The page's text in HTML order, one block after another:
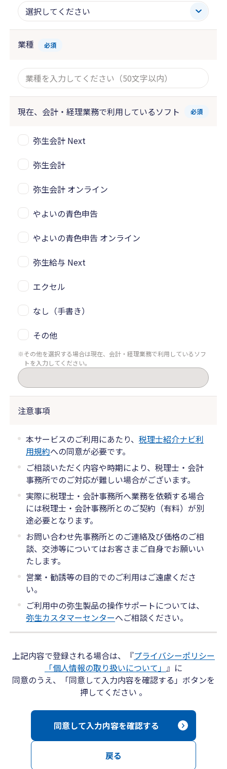
業種 必須
現在、会計・経理業務で利用しているソフト 必須
弥生会計 Next
弥生会計
弥生会計 オンライン
やよいの青色申告
やよいの青色申告 オンライン
弥生給与 Next
エクセル
なし（手書き）
その他
その他を選択する場合は現在、会計・経理業務で利用しているソフ
トを入力してください。
注意事項
本サービスのご利用にあたり、税理士紹介ナビ利
用規約への同意が必要です。
ご相談いただく内容や時期により、税理士・会計
事務所でのご対応が難しい場合がございます。
実際に税理士・会計事務所へ業務を依頼する場合
には税理士・会計事務所とのご契約（有料）が別
途必要となります。
お問い合わせ先事務所とのご連絡及び価格のご相
談、交渉等についてはお客さまご自身でお願いい
たします。
営業・勧誘等の目的でのご利用はご遠慮くださ
い。
ご利用中の弥生製品の操作サポートについては、
弥生カスタマーセンターへご相談ください。
上記内容で登録される場合は、『プライバシーポリシー
「個人情報の取り扱いについて」 』に
同意のうえ、「同意して入力内容を確認する」ボタンを
押してください 。
戻る
同意して入力内容を確認する